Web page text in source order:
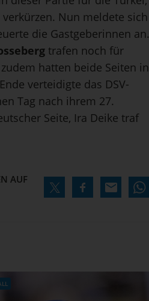
Nun meldete sich
die Gastgeberinnen an.
trafen noch für
hatten beide Seiten in
verteidigte das DSV-
Tag nach ihrem 27.
Seite, Ira Deike traf
AUF